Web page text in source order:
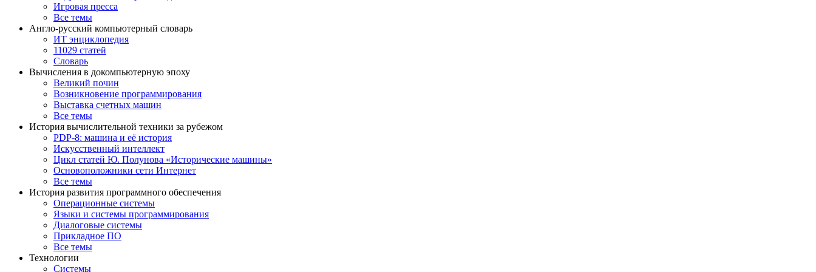
Игровая пресса
Все темы
Англо-русский компьютерный словарь
ИТ энциклопедия
11029 статей
Словарь
Вычисления в докомпьютерную эпоху
Великий почин
Возникновение программирования
Выставка счетных машин
Все темы
История вычислительной техники за рубежом
PDP-8: машина и её история
Искусственный интеллект
Цикл статей Ю. Полунова «Исторические машины»
Основоположники сети Интернет
Все темы
История развития программного обеспечения
Операционные системы
Языки и системы программирования
Диалоговые системы
Прикладное ПО
Все темы
Технологии
Системы